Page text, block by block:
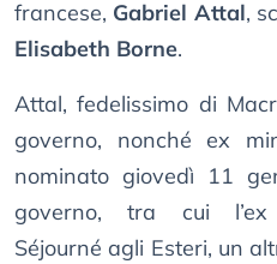
francese, Gabriel Attal,
Elisabeth Borne.
Attal, fedelissimo di
governo, nonché ex
nominato giovedì 11
governo, tra cui l’ex
Séjourné agli Esteri, un